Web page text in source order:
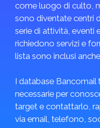
come luogo di culto,
sono diventate centri
serie di attività, eventi
richiedono servizi e
lista sono inclusi
I database
necessarie per
target e contattarlo,
via email, telefono,